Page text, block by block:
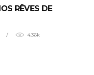
RÊVES DE
4.36k